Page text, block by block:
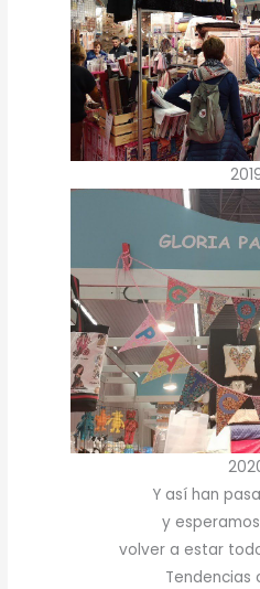
Y así han
y
volver a estar
Tendencias